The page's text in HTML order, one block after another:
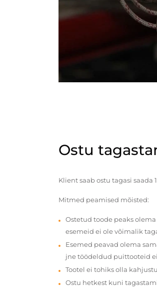
Ostu
Klient saab ostu tagasi saada
Mitmed peamised mõisted:
Ostetud toode peaks
esemeid ei ole võimalik
Esemed peavad olema
jne töödeldud puittooteid
Tootel ei tohiks olla
Ostu hetkest kuni